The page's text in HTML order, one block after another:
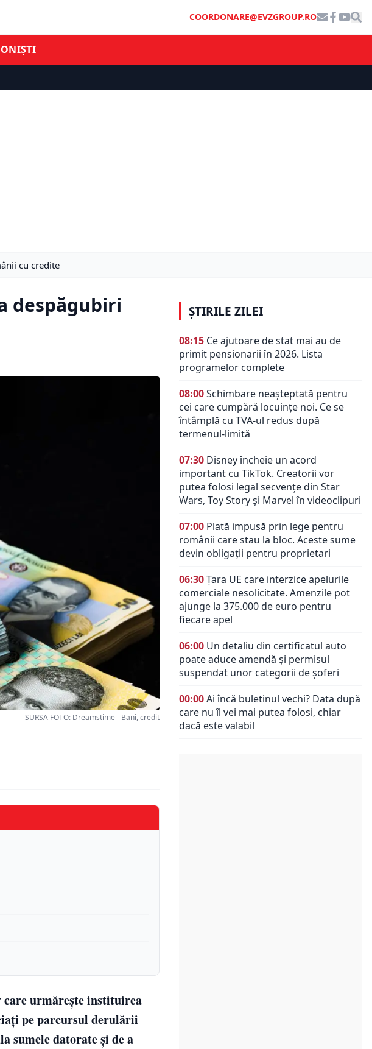
COORDONARE@EVZGROUP.RO
cu credite
despăgubiri
SURSA FOTO: Dreamstime - Bani, credit
urmărește instituirea
pe parcursul derulării
sumele datorate și de a
ȘTIRILE ZILEI
08:15 Ce ajutoare de stat mai au de
primit pensionarii în 2026. Lista
programelor complete
08:00Schimbare neașteptată pentru
cei care cumpără locuințe noi. Ce se
întâmplă cu TVA-ul redus după
termenul-limită
07:30 Disney încheie un acord
important cu TikTok. Creatorii vor
putea folosi legal secvențe din Star
Wars, Toy Story și Marvel în videoclipuri
07:00 Plată impusă prin lege pentru
românii care stau la bloc. Aceste sume
devin obligații pentru proprietari
06:30Țara UE care interzice apelurile
comerciale nesolicitate. Amenzile pot
ajunge la 375.000 de euro pentru
fiecare apel
06:00 Un detaliu din certificatul auto
poate aduce amendă și permisul
suspendat unor categorii de șoferi
00:00Ai încă buletinul vechi? Data după
care nu îl vei mai putea folosi, chiar
dacă este valabil